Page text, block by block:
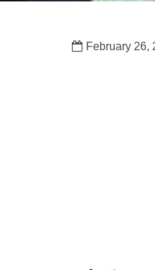
February 26,